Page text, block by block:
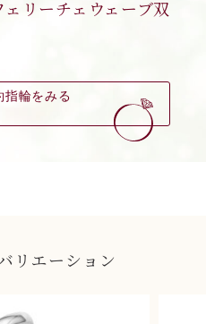
リーチェウェーブ双
指輪をみる
リエーション